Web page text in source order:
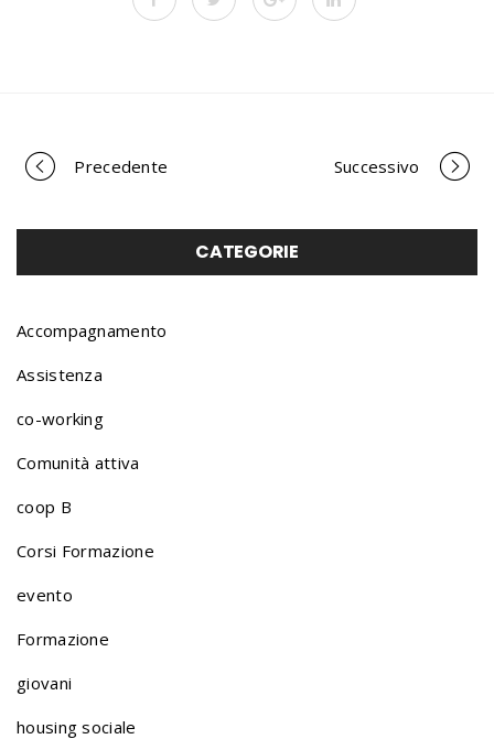
P
o
r
t
f
o
Precedente Successivo
CATEGORIE
Accompagnamento
Assistenza
co-working
Comunità attiva
coop B
Corsi Formazione
evento
Formazione
giovani
housing sociale